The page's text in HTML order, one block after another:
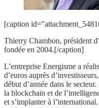
[caption
Thierry Chambon, président
fondée en 2004.[/caption]
L’entreprise Energisme a
d’euros auprès
début d’année dans le
la blockchain et de
et s’implanter à l’international.